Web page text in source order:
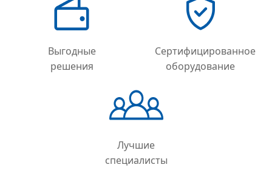
Выгодные
решения
Сертифицированное
оборудование
Лучшие
специалисты